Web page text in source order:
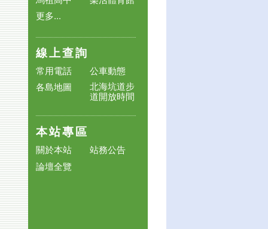
更多...
線上查詢
常用電話
公車動態
各島地圖
北海坑道步
道開放時間
本站專區
關於本站
站務公告
論壇全覽